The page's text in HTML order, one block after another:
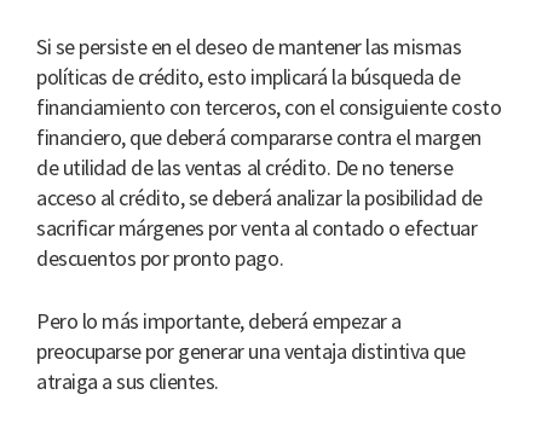
Si se persiste en el deseo de mantener las mismas
políticas de crédito, esto implicará la búsqueda de
financiamiento con terceros, con el consiguiente costo
financiero, que deberá compararse contra el margen
de utilidad de las ventas al crédito. De no tenerse
acceso al crédito, se deberá analizar la posibilidad de
sacrificar márgenes por venta al contado o efectuar
descuentos por pronto pago.
Pero lo más importante, deberá empezar a
preocuparse por generar una ventaja distintiva que
atraiga a sus clientes.